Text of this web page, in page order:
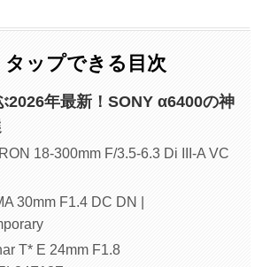
タップできる目次
2026年最新！SONY α6400の神
18-300mm F/3.5-6.3 Di III-A VC
30mm F1.4 DC DN |
T* E 24mm F1.8